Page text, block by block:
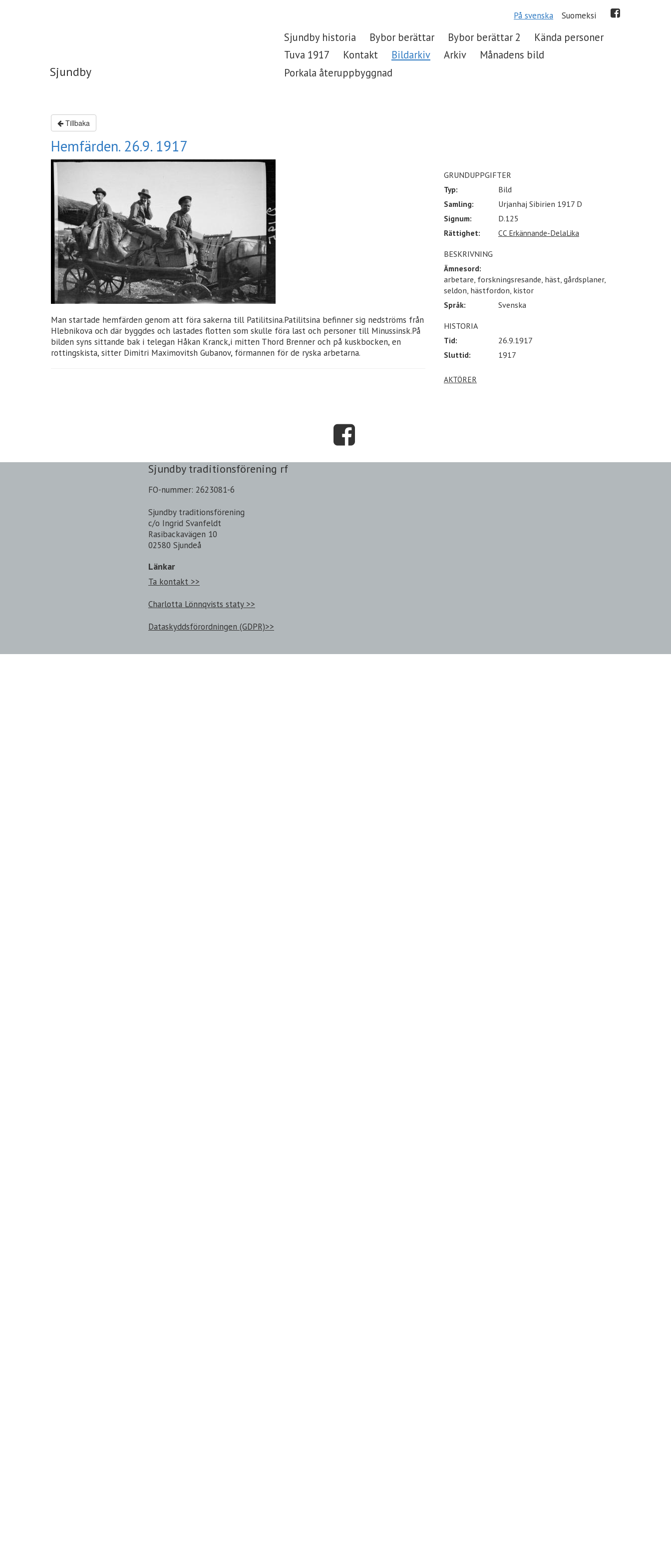
Sjundby
På svenska Suomeksi
Sjundby historia Bybor berättar Bybor berättar 2
Kända personer
Tuva 1917
Kontakt Bildarkiv Arkiv
Månadens bild
Porkala återuppbyggnad
Tillbaka
Hemfärden. 26.9. 1917
Man startade hemfärden genom att föra sakerna till Patilitsina.Patilitsina befinner sig nedströms från
Hlebnikova och där byggdes och lastades flotten som skulle föra last och personer till Minussinsk.På
bilden syns sittande bak i telegan Håkan Kranck,i mitten Thord Brenner och på kuskbocken, en
rottingskista, sitter Dimitri Maximovitsh Gubanov, förmannen för de ryska arbetarna.
GRUNDUPPGIFTER
Typ:
Bild
Samling:
Urjanhaj Sibirien 1917 D
Signum:
D.125
Rättighet:
CC Erkännande-DelaLika
BESKRIVNING
Ämnesord:
arbetare, forskningsresande, häst, gårdsplaner,
seldon, hästfordon, kistor
Språk:
Svenska
HISTORIA
Tid:
26.9.1917
Sluttid:
1917
AKTÖRER
Sjundby traditionsförening rf
FO-nummer: 2623081-6
Sjundby traditionsförening
c/o Ingrid Svanfeldt
Rasibackavägen 10
02580 Sjundeå
Länkar
Ta kontakt >>
Charlotta Lönnqvists staty >>
Dataskyddsförordningen (GDPR)>>